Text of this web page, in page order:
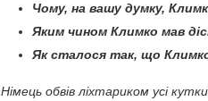
Чому, на вашу думку,
Яким чином Климко мав
Як сталося так, що
Німець обвів ліхтариком усі